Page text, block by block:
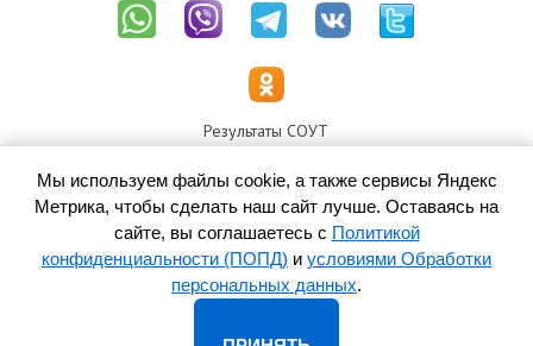
Результаты СОУТ
Пользовательское соглашение
Политика конфиденциальности (ПОПД)
Согласие на обработку персональных данных
2026 ООО «Контакт-Центр» -колл-центр в
Мы используем файлы cookie, а также сервисы Яндекс
Метрика, чтобы сделать наш сайт лучше. Оставаясь на
сайте, вы соглашаетесь с Политикой
конфиденциальности (ПОПД) и условиями Обработки
персональных данных.